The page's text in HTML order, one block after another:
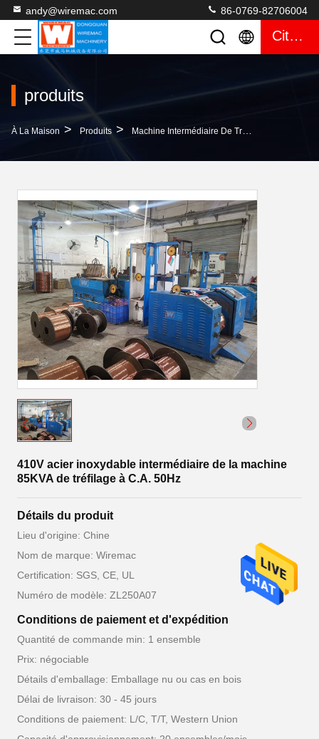
andy@wiremac.com 86-0769-82706004
Citation
produits
À La Maison > Produits > Machine Intermédiaire De Tréfilage
410V acier inoxydable intermédiaire de la machine
85KVA de tréfilage à C.A. 50Hz
Détails du produit
Lieu d'origine: Chine
Nom de marque: Wiremac
Certification: SGS, CE, UL
Numéro de modèle: ZL250A07
Conditions de paiement et d'expédition
Quantité de commande min: 1 ensemble
Prix: négociable
Détails d'emballage: Emballage nu ou cas en bois
Délai de livraison: 30 - 45 jours
Conditions de paiement: L/C, T/T, Western Union